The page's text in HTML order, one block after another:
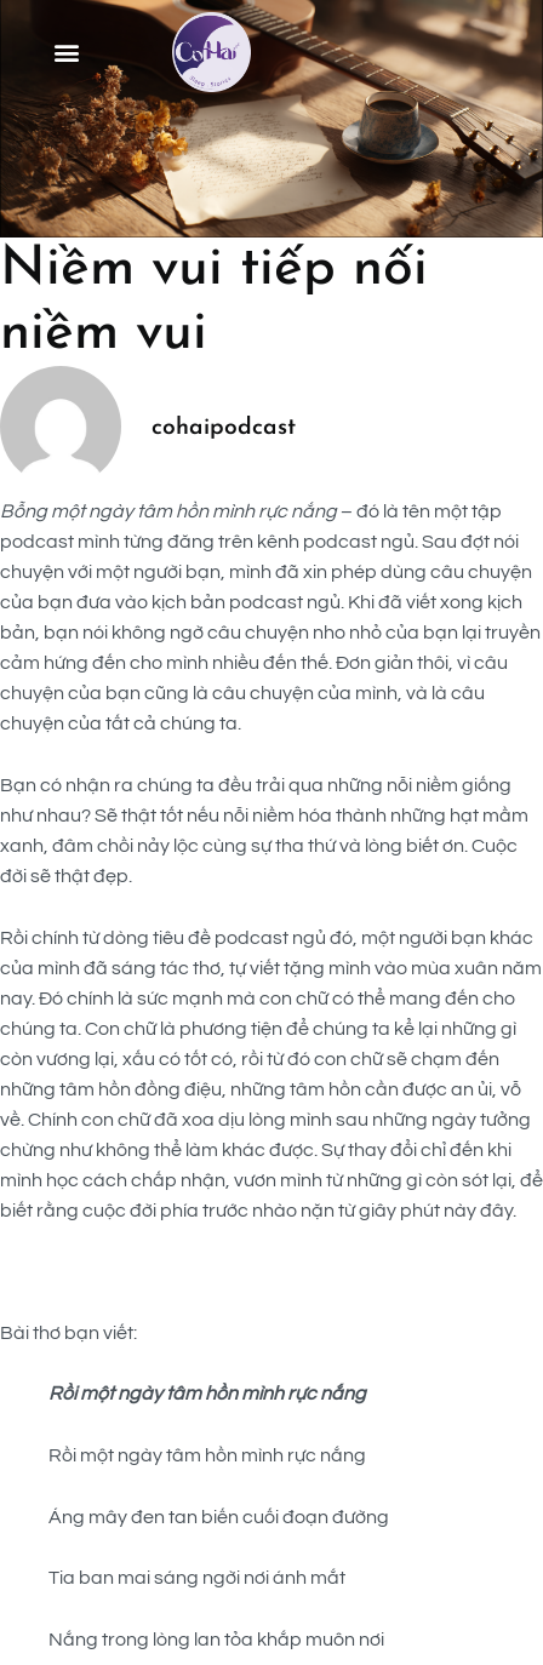
Niềm vui tiếp nối
niềm vui
cohaipodcast
Bỗng một ngày tâm hồn mình rực nắng– đó là tên một tập
podcast mình từng đăng trên kênh podcast ngủ. Sau đợt nói
chuyện với một người bạn, mình đã xin phép dùng câu chuyện
của bạn đưa vào kịch bản podcast ngủ. Khi đã viết xong kịch
bản, bạn nói không ngờ câu chuyện nho nhỏ của bạn lại truyền
cảm hứng đến cho mình nhiều đến thế. Đơn giản thôi, vì câu
chuyện của bạn cũng là câu chuyện của mình, và là câu
chuyện của tất cả chúng ta.
Bạn có nhận ra chúng ta đều trải qua những nỗi niềm giống
như nhau? Sẽ thật tốt nếu nỗi niềm hóa thành những hạt mầm
xanh, đâm chồi nảy lộc cùng sự tha thứ và lòng biết ơn. Cuộc
đời sẽ thật đẹp.
Rồi chính từ dòng tiêu đề podcast ngủ đó, một người bạn khác
của mình đã sáng tác thơ, tự viết tặng mình vào mùa xuân năm
nay. Đó chính là sức mạnh mà con chữ có thể mang đến cho
chúng ta. Con chữ là phương tiện để chúng ta kể lại những gì
còn vương lại, xấu có tốt có, rồi từ đó con chữ sẽ chạm đến
những tâm hồn đồng điệu, những tâm hồn cần được an ủi, vỗ
về. Chính con chữ đã xoa dịu lòng mình sau những ngày tưởng
chừng như không thể làm khác được. Sự thay đổi chỉ đến khi
mình học cách chấp nhận, vươn mình từ những gì còn sót lại, để
biết rằng cuộc đời phía trước nhào nặn từ giây phút này đây.
Bài thơ bạn viết:
Rồi một ngày tâm hồn mình rực nắng
Rồi một ngày tâm hồn mình rực nắng
Áng mây đen tan biến cuối đoạn đường
Tia ban mai sáng ngời nơi ánh mắt
Nắng trong lòng lan tỏa khắp muôn nơi